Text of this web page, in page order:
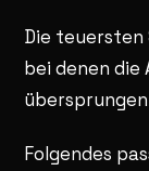
Die
bei denen die
Folgendes